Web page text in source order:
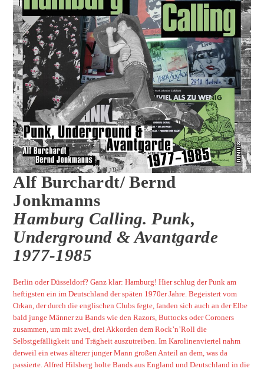
Alf Burchardt/ Bernd
Jonkmanns
Hamburg Calling. Punk,
Underground & Avantgarde
1977-1985
Berlin oder Düsseldorf? Ganz klar: Hamburg! Hier schlug der Punk am
heftigsten ein im Deutschland der späten 1970er Jahre. Begeistert vom
Orkan, der durch die englischen Clubs fegte, fanden sich auch an der Elbe
bald junge Männer zu Bands wie den Razors, Buttocks oder Coroners
zusammen, um mit zwei, drei Akkorden dem Rock’n’Roll die
Selbstgefälligkeit und Trägheit auszutreiben. Im Karolinenviertel nahm
derweil ein etwas älterer junger Mann großen Anteil an dem, was da
passierte. Alfred Hilsberg holte Bands aus England und Deutschland in die